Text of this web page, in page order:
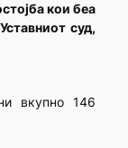
кои беа
суд,
вкупно 146